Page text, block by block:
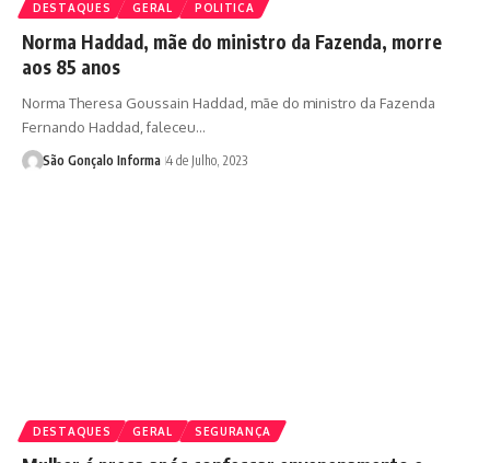
DESTAQUES GERAL POLITICA
Norma Haddad, mãe do ministro da Fazenda, morre
aos 85 anos
Norma Theresa Goussain Haddad, mãe do ministro da Fazenda
Fernando Haddad, faleceu…
São Gonçalo Informa 4 de Julho, 2023
DESTAQUES GERAL SEGURANÇA